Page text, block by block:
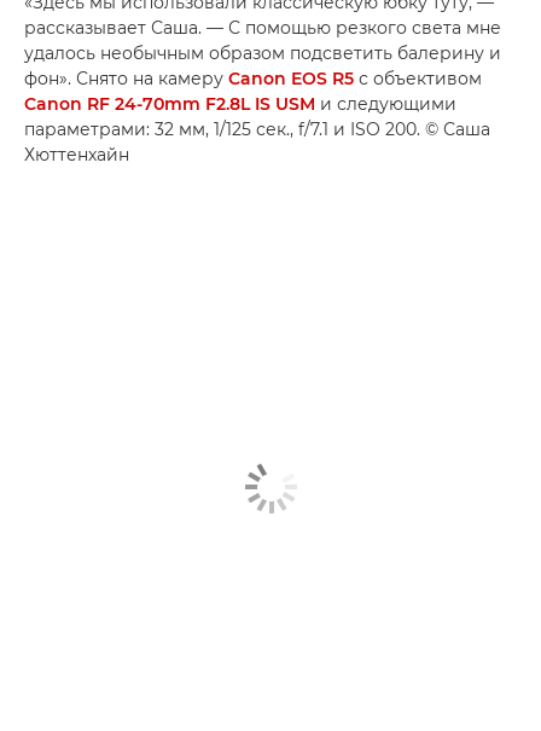
рассказывает Саша. — С помощью резкого света мне
удалось необычным образом подсветить балерину и
фон». Снято на камеру Canon EOS R5 с объективом
Canon RF 24-70mm F2.8L IS USM и следующими
параметрами: 32 мм, 1/125 сек., f/7.1 и ISO 200. © Саша
Хюттенхайн